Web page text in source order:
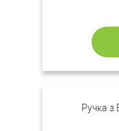
Ручка з